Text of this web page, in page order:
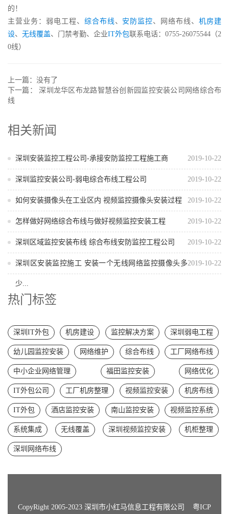
的！
主营业务：弱电工程、 综合布线 、 安防监控、网络布线、机房建
设、 无线覆盖、门禁考勤、企业IT外包 联系电话：0755-26075544（2
0线）
上一篇：没有了
下一篇：深圳龙华区布龙路智慧谷创新园监控安装公司网络综合布
线
相关新闻
2019-10-22
深圳安装监控工程公司-承接安防监控工程施工商
2019-10-22
深圳监控安装公司-弱电综合布线工程公司
2019-10-22
如何安装摄像头在工业区内 视频监控摄像头安装过程
2019-10-22
怎样做好网络综合布线与做好视频监控安装工程
2019-10-22
深圳区域监控安装布线 综合布线安防监控工程公司
2019-10-22
深圳区安装监控施工 安装一个无线网络监控摄像头多
少...
热门标签
深圳IT外包 机房建设 监控解决方案 深圳弱电工程
幼儿园监控安装 网络维护 综合布线 工厂网络布线
中小企业网络管理 福田监控安装 网络优化
IT外包公司 工厂机房整理 视频监控安装 机房布线
IT外包 酒店监控安装 南山监控安装 视频监控系统
系统集成 无线覆盖 深圳视频监控安装 机柜整理
深圳网络布线
CopyRight 2005-2023 深圳市小红马信息工程有限公司 粤ICP